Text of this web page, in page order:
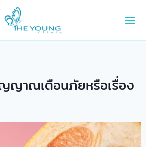
ญาณเตือนภัยหรือเรื่อง